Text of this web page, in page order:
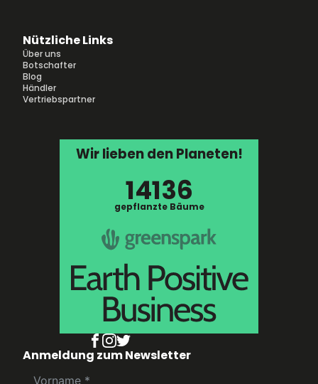
Nützliche Links
Über uns
Botschafter
Blog
Händler
Vertriebspartner
Wir lieben den Planeten!
14136
gepflanzte Bäume
Anmeldung zum Newsletter